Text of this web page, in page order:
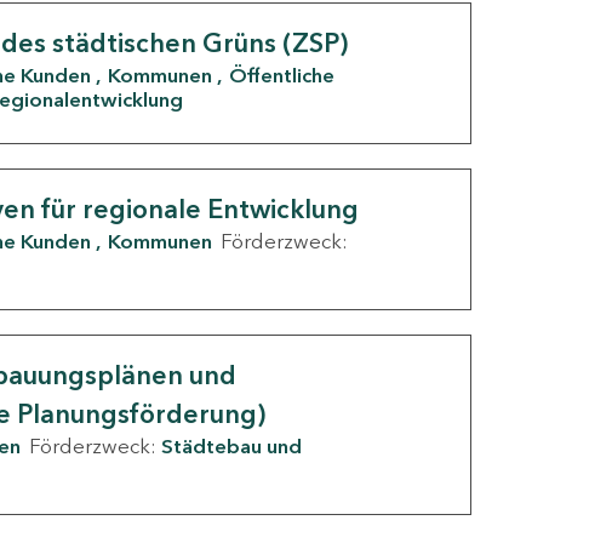
städtischen Grüns (ZSP)
Kunden Kommunen
Öffentliche
für regionale Entwicklung
Kunden Kommunen Förderzweck:
und
Planungsförderung)
Förderzweck: Städtebau und